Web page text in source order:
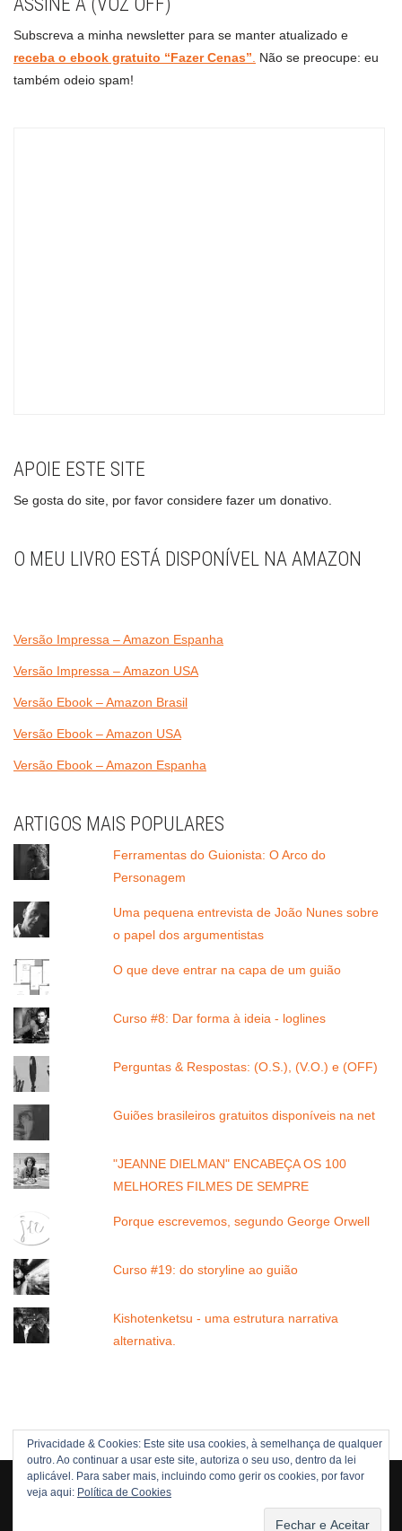
Subscreva a minha newsletter para se manter atualizado e
receba o ebook gratuito “Fazer Cenas”
Não se preocupe: eu
também odeio spam!
APOIE ESTE SITE
Se gosta do site, por favor considere fazer um donativo.
O MEU LIVRO ESTÁ DISPONÍVEL NA AMAZON
Versão Impressa – Amazon Espanha
Versão Impressa – Amazon USA
Versão Ebook – Amazon Brasil
Versão Ebook – Amazon USA
Versão Ebook – Amazon Espanha
ARTIGOS MAIS POPULARES
Ferramentas do Guionista: O Arco do
Personagem
Uma pequena entrevista de João Nunes sobre
o papel dos argumentistas
O que deve entrar na capa de um guião
Curso #8: Dar forma à ideia - loglines
Perguntas & Respostas: (O.S.), (V.O.) e (OFF)
Guiões brasileiros gratuitos disponíveis na net
"JEANNE DIELMAN" ENCABEÇA OS 100
MELHORES FILMES DE SEMPRE
Porque escrevemos, segundo George Orwell
Curso #19: do storyline ao guião
Kishotenketsu - uma estrutura narrativa
alternativa.
Privacidade & Cookies: Este site usa cookies, à semelhança de qualquer
outro. Ao continuar a usar este site, autoriza o seu uso, dentro da lei
aplicável. Para saber mais, incluindo como gerir os cookies, por favor
veja aqui: Política de Cookies
Direitos Reservados © 2005 -[current_year] JOÃO NUNES
POLÍTICA DE PRIVACIDADE